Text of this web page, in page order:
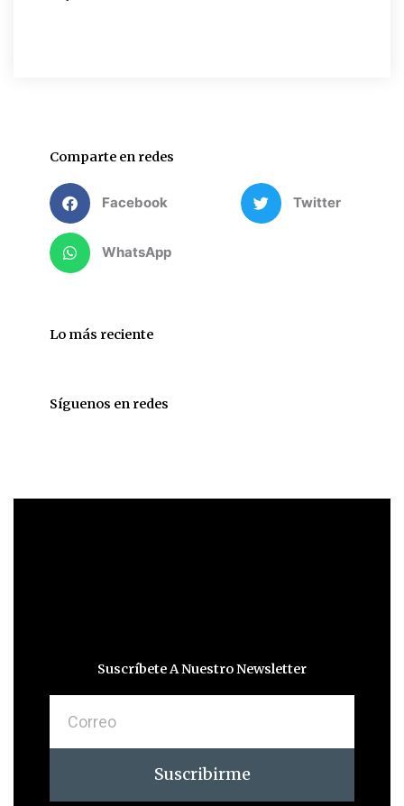
Comparte en redes
Facebook Twitter
WhatsApp
Lo más reciente
Síguenos en redes
Suscríbete A Nuestro Newsletter
Suscribirme